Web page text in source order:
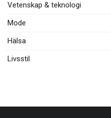
Vetenskap & teknologi
Mode
Hälsa
Livsstil